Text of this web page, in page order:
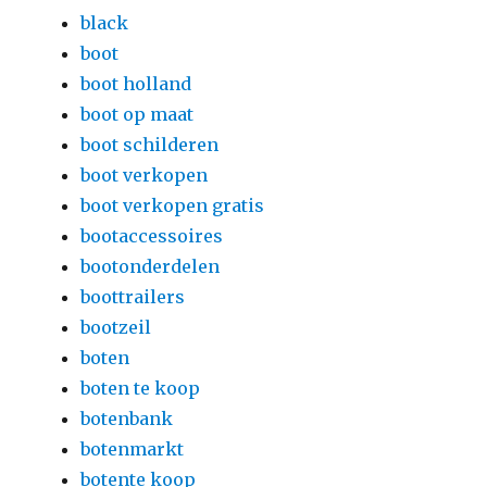
black
boot
boot holland
boot op maat
boot schilderen
boot verkopen
boot verkopen gratis
bootaccessoires
bootonderdelen
boottrailers
bootzeil
boten
boten te koop
botenbank
botenmarkt
botente koop